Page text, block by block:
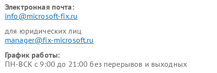
Электронная почта:
info@microsoft-fix.ru
для юридических лиц
manager@fix-microsoft.ru
График работы:
ПН-ВСК с 9:00 до 21:00 без перерывов и выходных